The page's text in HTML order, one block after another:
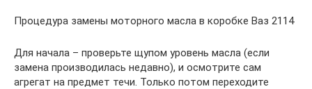
Процедура замены моторного масла в коробке Ваз 2114
Для начала – проверьте щупом уровень масла (если
замена производилась недавно), и осмотрите сам
агрегат на предмет течи. Только потом переходите